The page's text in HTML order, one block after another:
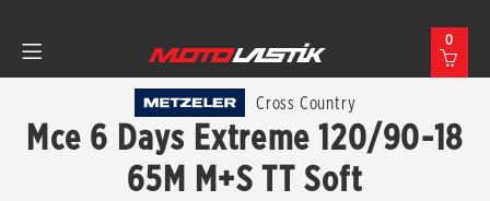
0
Cross Country
Mce 6 Days Extreme 120/90-18
65M M+S TT Soft